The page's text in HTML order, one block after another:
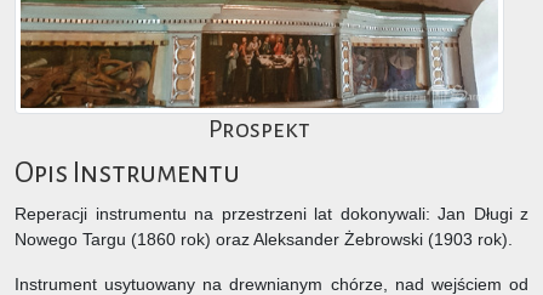
Prospekt
Opis Instrumentu
Reperacji instrumentu na przestrzeni lat dokonywali: Jan Długi z
Nowego Targu (1860 rok) oraz Aleksander Żebrowski (1903 rok).
Instrument usytuowany na drewnianym chórze, nad wejściem od